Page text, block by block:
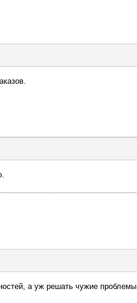
а уж решать чужие проблемы